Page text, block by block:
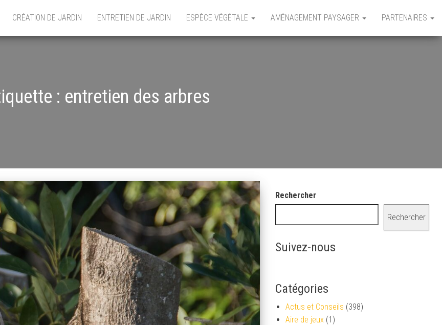
CRÉATION DE JARDIN ENTRETIEN DE JARDIN ESPÈCE VÉGÉTALE AMÉNAGEMENT PAYSAGER PARTENAIRES
: entretien des arbres
Rechercher
Rechercher
Suivez-nous
Catégories
Actus et Conseils (398)
Aire de jeux (1)